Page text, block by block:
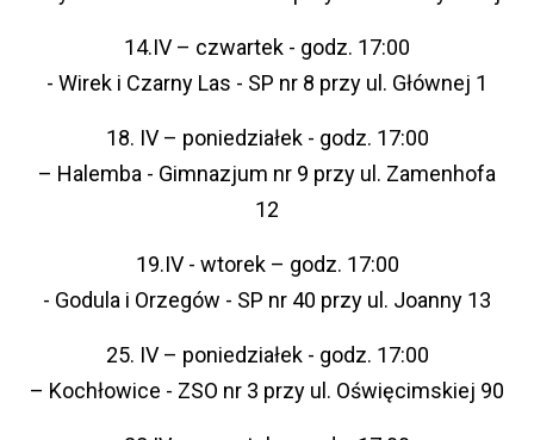
14.IV – czwartek - godz. 17:00
- Wirek i Czarny Las - SP nr 8 przy ul. Głównej 1
18. IV – poniedziałek - godz. 17:00
– Halemba - Gimnazjum nr 9 przy ul. Zamenhofa
12
19.IV - wtorek – godz. 17:00
- Godula i Orzegów - SP nr 40 przy ul. Joanny 13
25. IV – poniedziałek - godz. 17:00
– Kochłowice - ZSO nr 3 przy ul. Oświęcimskiej 90